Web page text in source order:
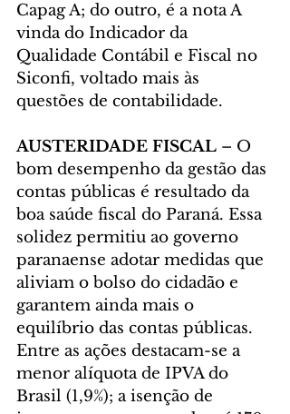
Capag A; do outro, é a nota A
vinda do Indicador da
Qualidade Contábil e Fiscal no
Siconfi, voltado mais às
questões de contabilidade.
AUSTERIDADE FISCAL – O
bom desempenho da gestão das
contas públicas é resultado da
boa saúde fiscal do Paraná. Essa
solidez permitiu ao governo
paranaense adotar medidas que
aliviam o bolso do cidadão e
garantem ainda mais o
equilíbrio das contas públicas.
Entre as ações destacam-se a
menor alíquota de IPVA do
Brasil (1,9%); a isenção de